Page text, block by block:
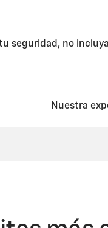
tu seguridad, no
Nuestra